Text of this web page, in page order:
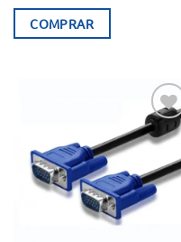
COMPRAR
Adicionar
aos meus
desejos